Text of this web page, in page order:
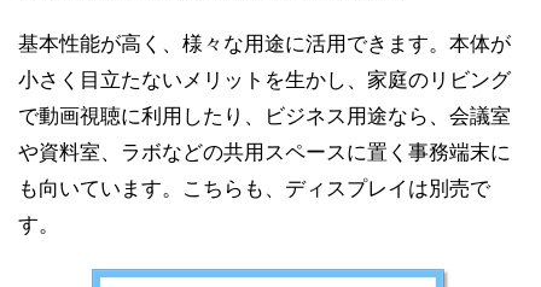
基本性能が高く、様々な用途に活用できます。本体が
小さく目立たないメリットを生かし、家庭のリビング
で動画視聴に利用したり、ビジネス用途なら、会議室
や資料室、ラボなどの共用スペースに置く事務端末に
も向いています。こちらも、ディスプレイは別売で
す。